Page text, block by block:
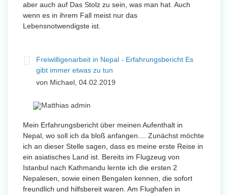
aber auch auf Das Stolz zu sein, was man hat. Auch
wenn es in ihrem Fall meist nur das
Lebensnotwendigste ist.
Freiwilligenarbeit in Nepal - Erfahrungsbericht Es
gibt immer etwas zu tun
von Michael, 04.02.2019
Mein Erfahrungsbericht über meinen Aufenthalt in
Nepal, wo soll ich da bloß anfangen.... Zunächst möchte
ich an dieser Stelle sagen, dass es meine erste Reise in
ein asiatisches Land ist. Bereits im Flugzeug von
Istanbul nach Kathmandu lernte ich die ersten 2
Nepalesen, sowie einen Bengalen kennen, die sofort
freundlich und hilfsbereit waren. Am Flughafen in